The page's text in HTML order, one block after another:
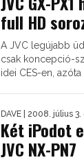
full HD
A JVC legújabb
csak koncepció-
idei CES-en, azóta
DAVE | 2008. július
Két iPodot
JVC NX-PN7